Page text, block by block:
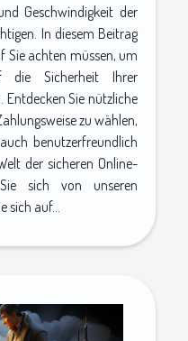
Geschwindigkeit der
In diesem Beitrag
achten müssen, um
die Sicherheit Ihrer
Entdecken Sie nützliche
zu wählen,
benutzerfreundlich
der sicheren Online-
sich von unseren
auf...